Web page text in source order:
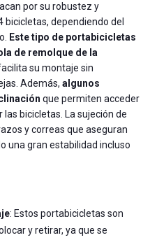
por su robustez y
dependiendo del
Este tipo de portabicicletas
de remolque de la
su montaje sin
Además, algunos
que permiten acceder
bicicletas. La sujeción de
y correas que aseguran
una gran estabilidad incluso
: Estos portabicicletas son
y retirar, ya que se